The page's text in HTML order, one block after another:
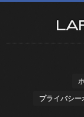
プライバシー